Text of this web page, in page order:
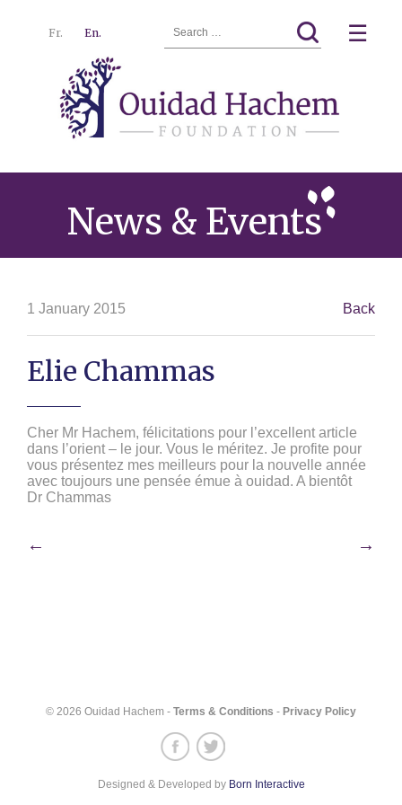
Hachem
Fr. En.
for:
☰
News & Events
1 January 2015 Back
Elie Chammas
Cher Mr Hachem, félicitations pour l’excellent article
dans l’orient – le jour. Vous le méritez. Je profite pour
vous présentez mes meilleurs pour la nouvelle année
avec toujours une pensée émue à ouidad. A bientôt
Dr Chammas
Post
← →
© 2026 Ouidad Hachem - Terms & Conditions - Privacy Policy
Designed & Developed by Born Interactive